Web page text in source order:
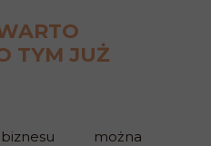
TYM JUŻ
można